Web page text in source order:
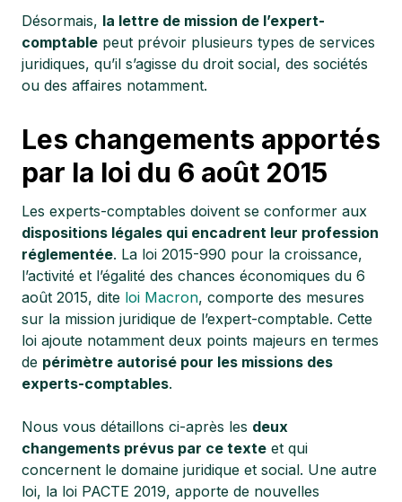
Désormais, la lettre de mission de l’expert-
comptable peut prévoir plusieurs types de services
juridiques, qu’il s’agisse du droit social, des sociétés
ou des affaires notamment.
Les changements apportés
par la loi du 6 août 2015
Les experts-comptables doivent se conformer aux
dispositions légales qui encadrent leur profession
réglementée. La loi 2015-990 pour la croissance,
l’activité et l’égalité des chances économiques du 6
août 2015, dite loi Macron, comporte des mesures
sur la mission juridique de l’expert-comptable. Cette
loi ajoute notamment deux points majeurs en termes
de périmètre autorisé pour les missions des
experts-comptables.
Nous vous détaillons ci-après les deux
changements prévus par ce texte et qui
concernent le domaine juridique et social. Une autre
loi, la loi PACTE 2019, apporte de nouvelles